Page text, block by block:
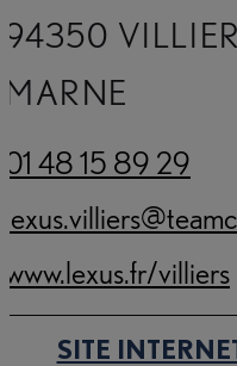
94350
MARNE
01 48 15 89 29
(Opens in
www.lexus.fr/villiers
(Opens in
SITE